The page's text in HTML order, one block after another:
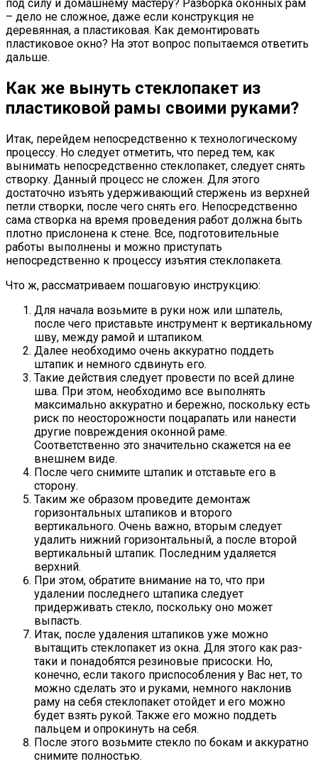
под силу и домашнему мастеру? Разборка оконных рам
– дело не сложное, даже если конструкция не
деревянная, а пластиковая. Как демонтировать
пластиковое окно? На этот вопрос попытаемся ответить
дальше.
Как же вынуть стеклопакет из
пластиковой рамы своими руками?
Итак, перейдем непосредственно к технологическому
процессу. Но следует отметить, что перед тем, как
вынимать непосредственно стеклопакет, следует снять
створку. Данный процесс не сложен. Для этого
достаточно изъять удерживающий стержень из верхней
петли створки, после чего снять его. Непосредственно
сама створка на время проведения работ должна быть
плотно прислонена к стене. Все, подготовительные
работы выполнены и можно приступать
непосредственно к процессу изъятия стеклопакета.
Что ж, рассматриваем пошаговую инструкцию:
Для начала возьмите в руки нож или шпатель,
после чего приставьте инструмент к вертикальному
шву, между рамой и штапиком.
Далее необходимо очень аккуратно поддеть
штапик и немного сдвинуть его.
Такие действия следует провести по всей длине
шва. При этом, необходимо все выполнять
максимально аккуратно и бережно, поскольку есть
риск по неосторожности поцарапать или нанести
другие повреждения оконной раме.
Соответственно это значительно скажется на ее
внешнем виде.
После чего снимите штапик и отставьте его в
сторону.
Таким же образом проведите демонтаж
горизонтальных штапиков и второго
вертикального. Очень важно, вторым следует
удалить нижний горизонтальный, а после второй
вертикальный штапик. Последним удаляется
верхний.
При этом, обратите внимание на то, что при
удалении последнего штапика следует
придерживать стекло, поскольку оно может
выпасть.
Итак, после удаления штапиков уже можно
вытащить стеклопакет из окна. Для этого как раз-
таки и понадобятся резиновые присоски. Но,
конечно, если такого приспособления у Вас нет, то
можно сделать это и руками, немного наклонив
раму на себя стеклопакет отойдет и его можно
будет взять рукой. Также его можно поддеть
пальцем и опрокинуть на себя.
После этого возьмите стекло по бокам и аккуратно
снимите полностью.